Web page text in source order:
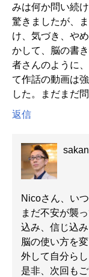
みは何か問い続
驚きましたが、
け、気づき、や
かして、脳の書
者さんのように
て作話の動画は
した。まだまだ
返信
Nicoさん、い
まだ不安が襲
込み、信じ込
脳の使い方を
外して自分ら
是非、次回もご